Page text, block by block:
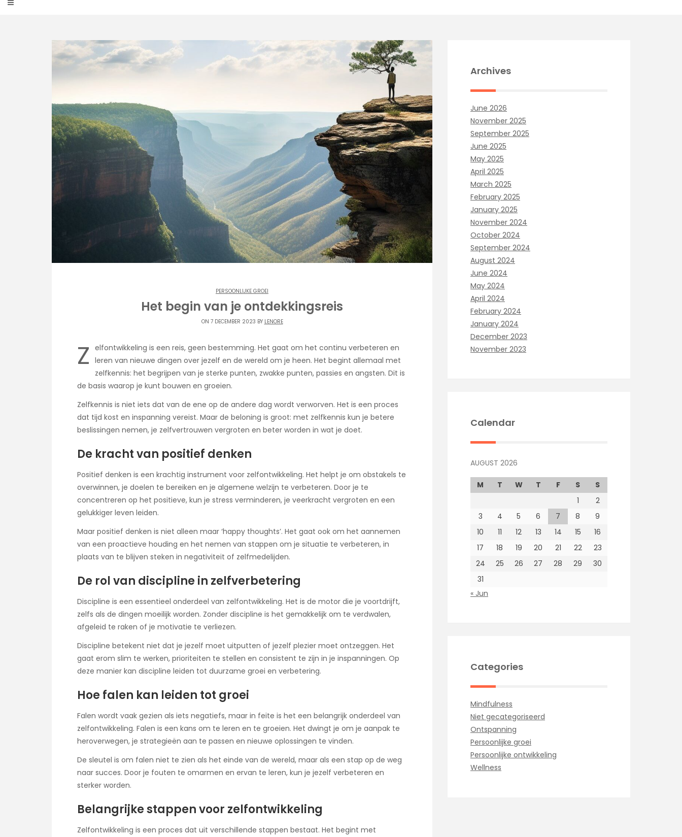
PERSOONLIJKE GROEI
Het begin van je ontdekkingsreis
ON 7 DECEMBER 2023 BY LENORE
Z elfontwikkeling is een reis, geen bestemming. Het gaat om het continu verbeteren en
leren van nieuwe dingen over jezelf en de wereld om je heen. Het begint allemaal met
zelfkennis: het begrijpen van je sterke punten, zwakke punten, passies en angsten. Dit is
de basis waarop je kunt bouwen en groeien.
Zelfkennis is niet iets dat van de ene op de andere dag wordt verworven. Het is een proces
dat tijd kost en inspanning vereist. Maar de beloning is groot: met zelfkennis kun je betere
beslissingen nemen, je zelfvertrouwen vergroten en beter worden in wat je doet.
De kracht van positief denken
Positief denken is een krachtig instrument voor zelfontwikkeling. Het helpt je om obstakels te
overwinnen, je doelen te bereiken en je algemene welzijn te verbeteren. Door je te
concentreren op het positieve, kun je stress verminderen, je veerkracht vergroten en een
gelukkiger leven leiden.
Maar positief denken is niet alleen maar ‘happy thoughts’. Het gaat ook om het aannemen
van een proactieve houding en het nemen van stappen om je situatie te verbeteren, in
plaats van te blijven steken in negativiteit of zelfmedelijden.
De rol van discipline in zelfverbetering
Discipline is een essentieel onderdeel van zelfontwikkeling. Het is de motor die je voortdrijft,
zelfs als de dingen moeilijk worden. Zonder discipline is het gemakkelijk om te verdwalen,
afgeleid te raken of je motivatie te verliezen.
Discipline betekent niet dat je jezelf moet uitputten of jezelf plezier moet ontzeggen. Het
gaat erom slim te werken, prioriteiten te stellen en consistent te zijn in je inspanningen. Op
deze manier kan discipline leiden tot duurzame groei en verbetering.
Hoe falen kan leiden tot groei
Falen wordt vaak gezien als iets negatiefs, maar in feite is het een belangrijk onderdeel van
zelfontwikkeling. Falen is een kans om te leren en te groeien. Het dwingt je om je aanpak te
heroverwegen, je strategieën aan te passen en nieuwe oplossingen te vinden.
De sleutel is om falen niet te zien als het einde van de wereld, maar als een stap op de weg
naar succes. Door je fouten te omarmen en ervan te leren, kun je jezelf verbeteren en
sterker worden.
Belangrijke stappen voor zelfontwikkeling
Zelfontwikkeling is een proces dat uit verschillende stappen bestaat. Het begint met
Archives
June 2026
November 2025
September 2025
June 2025
May 2025
April 2025
March 2025
February 2025
January 2025
November 2024
October 2024
September 2024
August 2024
June 2024
May 2024
April 2024
February 2024
January 2024
December 2023
November 2023
Calendar
AUGUST 2026
M T W T F S
S
1
2
3
4 5 6 7 8
9
10
11 12 13 14 15
16
17
18 19 20 21 22
23
24
25 26 27 28 29
30
31
« Jun
Categories
Mindfulness
Niet gecategoriseerd
Ontspanning
Persoonlijke groei
Persoonlijke ontwikkeling
Wellness